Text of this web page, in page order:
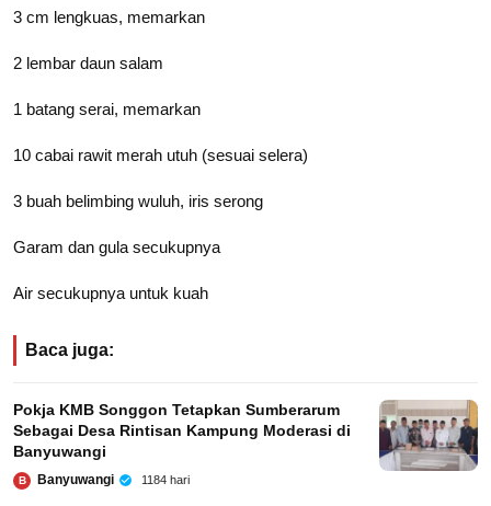
3 cm lengkuas, memarkan
2 lembar daun salam
1 batang serai, memarkan
10 cabai rawit merah utuh (sesuai selera)
3 buah belimbing wuluh, iris serong
Garam dan gula secukupnya
Air secukupnya untuk kuah
Baca juga:
Pokja KMB Songgon Tetapkan Sumberarum
Sebagai Desa Rintisan Kampung Moderasi di
Banyuwangi
B Banyuwangi 1184 hari